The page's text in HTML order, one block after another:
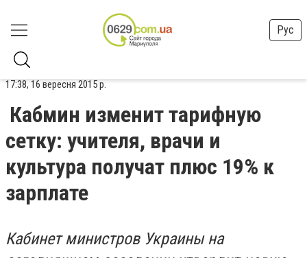
Рус
17:38, 16 вересня 2015 р.
Кабмин изменит тарифную
сетку: учителя, врачи и
культура получат плюс 19% к
зарплате
Кабинет министров Украины на